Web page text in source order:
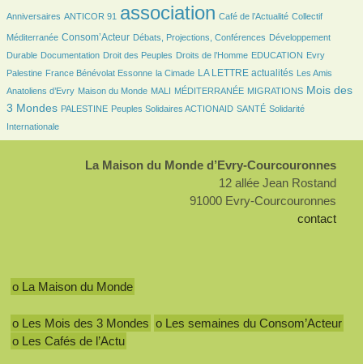
Anniversaires ANTICOR 91 association Café de l’Actualité Collectif
Méditerranée
701/2429 Consom’Acteur
140/2429 Débats, Projections, Conférences
149/2429
Développement
Durable
56/2429Documentation
28/2429 Droit des Peuples
157/2429 Droits de l’Homme
31/2429 EDUCATION
7/2429
Evry
Palestine
102/2429France Bénévolat Essonne
31/2429 la Cimade
782/2429 LA LETTRE actualités
28/2429
Les Amis
Anatoliens d’Evry
84/2429 Maison du Monde
21/2429 MALI
7/2429 MÉDITERRANÉE
134/2429 MIGRATIONS
989/2429
Mois des
3 Mondes
91/2429 PALESTINE
98/2429 Peuples Solidaires ACTIONAID
97/2429 SANTÉ
222/2429
Solidarité
Internationale
La Maison du Monde d’Evry-Courcouronnes
12 allée Jean Rostand
91000 Evry-Courcouronnes
contact
o La Maison du Monde
o Les Mois des 3 Mondes o Les semaines du Consom’Acteur
o Les Cafés de l’Actu